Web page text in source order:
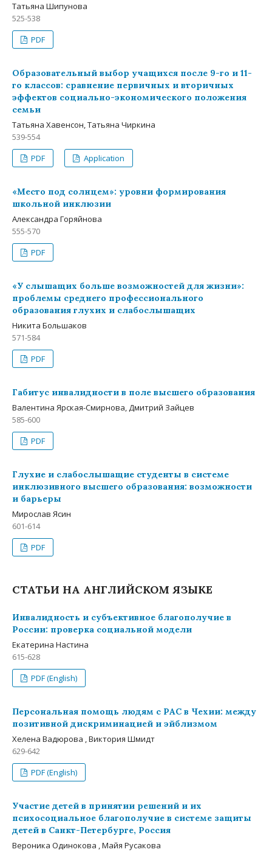
Татьяна Шипунова
525-538
PDF
Образовательный выбор учащихся после 9-го и 11-
го классов: сравнение первичных и вторичных
эффектов социально-экономического положения
семьи
Татьяна Хавенсон, Татьяна Чиркина
539-554
PDF
Application
«Место под солнцем»: уровни формирования
школьной инклюзии
Александра Горяйнова
555-570
PDF
«У слышащих больше возможностей для жизни»:
проблемы среднего профессионального
образования глухих и слабослышащих
Никита Большаков
571-584
PDF
Габитус инвалидности в поле высшего образования
Валентина Ярская-Смирнова, Дмитрий Зайцев
585-600
PDF
Глухие и слабослышащие студенты в системе
инклюзивного высшего образования: возможности
и барьеры
Мирослав Ясин
601-614
PDF
СТАТЬИ НА АНГЛИЙСКОМ ЯЗЫКЕ
Инвалидность и субъективное благополучие в
России: проверка социальной модели
Екатерина Настина
615-628
PDF (English)
Персональная помощь людям с РАС в Чехии: между
позитивной дискриминацией и эйблизмом
Хелена Вадюрова , Виктория Шмидт
629-642
PDF (English)
Участие детей в принятии решений и их
психосоциальное благополучие в системе защиты
детей в Санкт-Петербурге, Россия
Вероника Одинокова , Майя Русакова